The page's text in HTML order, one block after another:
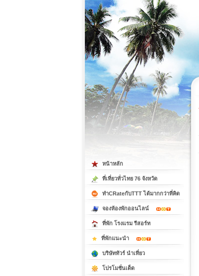
ที่เที่ยวภาคใต้
หน้าหลัก
ที่เที่ยวทั่วไทย 76 จังหวัด
ทำCRateกับTTT ได้มากกว่าที่คิด
จองห้องพักออนไลน์
ที่พัก โรงแรม รีสอร์ท
ที่พักแนะนำ
บริษัททัวร์ นำเที่ยว
โปรโมชั่นเด็ด